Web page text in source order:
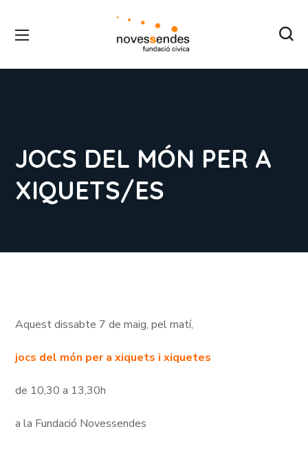
JOCS DEL MÓN PER A
XIQUETS/ES
Aquest dissabte 7 de maig, pel matí,
jocs del món per a xiquets i xiquetes
de 10,30 a 13,30h
a la Fundació Novessendes